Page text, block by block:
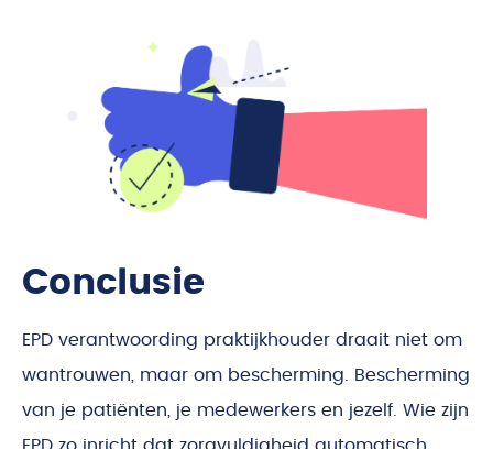
Conclusie
EPD verantwoording praktijkhouder draait niet om
wantrouwen, maar om bescherming. Bescherming
van je patiënten, je medewerkers en jezelf. Wie zijn
EPD zo inricht dat zorgvuldigheid automatisch